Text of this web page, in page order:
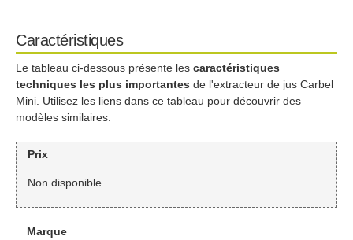
Caractéristiques
Le tableau ci-dessous présente les caractéristiques
techniques les plus importantes de l'extracteur de jus Carbel
Mini. Utilisez les liens dans ce tableau pour découvrir des
modèles similaires.
Prix
Non disponible
Marque